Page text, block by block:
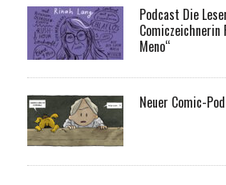
Podcast Die
Comiczeichnerin
Meno“
Neuer Comic-